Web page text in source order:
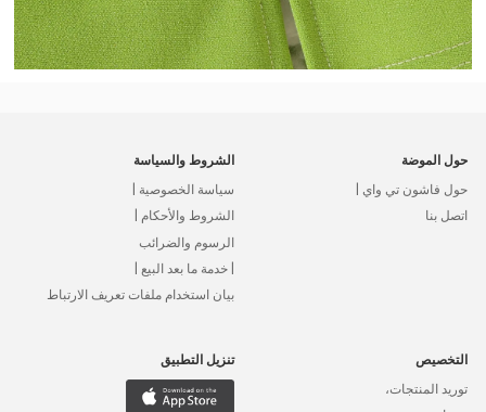
حول الموضة
حول فاشون تي واي |
اتصل بنا
الشروط والسياسة
سياسة الخصوصية |
الشروط والأحكام |
الرسوم والضرائب
| خدمة ما بعد البيع |
بيان استخدام ملفات تعريف الارتباط
التخصيص
توريد المنتجات،
تنزيل التطبيق